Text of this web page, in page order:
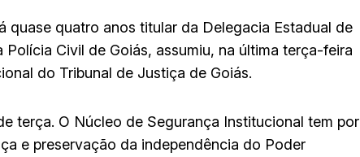
quase quatro anos titular da Delegacia Estadual de
Civil de Goiás, assumiu, na última terça-feira
do Tribunal de Justiça de Goiás.
terça. O Núcleo de Segurança Institucional tem por
e preservação da independência do Poder